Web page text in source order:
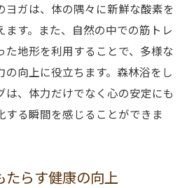
ヨガは、体の隅々に新鮮な酸素を
ます。また、自然の中での筋トレ
た地形を利用することで、多様な
の向上に役立ちます。森林浴をし
は、体力だけでなく心の安定にも
する瞬間を感じることができま
たらす健康の向上